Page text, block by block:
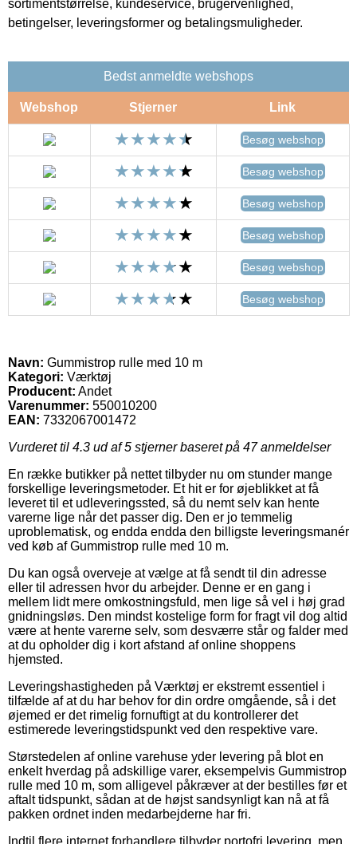
sortimentstørrelse, kundeservice, brugervenlighed,
betingelser, leveringsformer og betalingsmuligheder.
Bedst anmeldte webshops
Webshop Stjerner Link
Besøg webshop
Besøg webshop
Besøg webshop
Besøg webshop
Besøg webshop
Besøg webshop
Navn: Gummistrop rulle med 10 m
Kategori: Værktøj
Producent: Andet
Varenummer: 550010200
EAN: 7332067001472
Vurderet til 4.3 ud af 5 stjerner baseret på 47anmeldelser
En række butikker på nettet tilbyder nu om stunder mange
forskellige leveringsmetoder. Et hit er for øjeblikket at få
leveret til et udleveringssted, så du nemt selv kan hente
varerne lige når det passer dig. Den er jo temmelig
uproblematisk, og endda endda den billigste leveringsmanér
ved køb af Gummistrop rulle med 10 m.
Du kan også overveje at vælge at få sendt til din adresse
eller til adressen hvor du arbejder. Denne er en gang i
mellem lidt mere omkostningsfuld, men lige så vel i høj grad
gnidningsløs. Den mindst kostelige form for fragt vil dog altid
være at hente varerne selv, som desværre står og falder med
at du opholder dig i kort afstand af online shoppens
hjemsted.
Leveringshastigheden på Værktøj er ekstremt essentiel i
tilfælde af at du har behov for din ordre omgående, så i det
øjemed er det rimelig fornuftigt at du kontrollerer det
estimerede leveringstidspunkt ved den respektive vare.
Størstedelen af online varehuse yder levering på blot en
enkelt hverdag på adskillige varer, eksempelvis Gummistrop
rulle med 10 m, som alligevel påkræver at der bestilles før et
aftalt tidspunkt, sådan at de højst sandsynligt kan nå at få
pakken ordnet inden medarbejderne har fri.
Indtil flere internet forhandlere tilbyder portofri levering, men